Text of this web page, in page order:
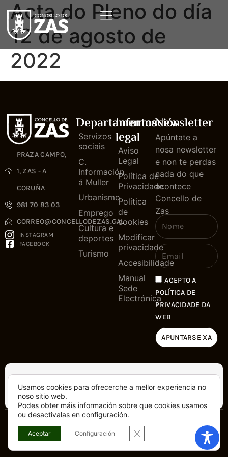
Acta do Pleno do día
12 de agosto de
2022
PRAZA CAMPO,
1, ZAS - A
CORUÑA
981 70 83 03
CORREO@CONCELLODEZAS.GAL
INSTAGRAM
FACEBOOK
Departamentos
Servizos
sociais
C.
Información
á Muller
Urbanismo
Emprego
Cultura e
deportes
Turismo
Información
legal
Aviso
Legal
Política de
Privacidade
Política
de
cookies
Modificar
privacidade
Accesibilidade
Manual
Sede
Electrónica
Newsletter
Apúntate a
nosa newsletter
e non te perdas
nada do que
acontece
Concello de
Zas
ACEPTO A
POLÍTICA DE
PRIVACIDADE DA
WEB
APUNTARSE XA
Copyright © 2025. Tódolos dereitos
reservados
Feito con
dende a Costa da
Morte
Usamos cookies para ofrecerche a mellor experiencia no
noso sitio web.
Podes obter máis información sobre que cookies usamos
ou desactivalas en configuración.
Aceptar Configuración CLOSE GDPR COOKIE